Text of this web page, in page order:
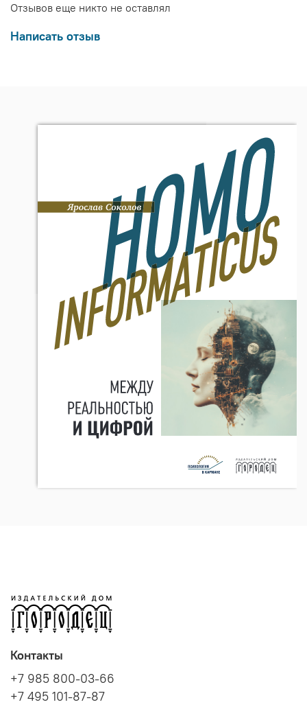
Отзывов еще никто не оставлял
Написать отзыв
Контакты
+7 985 800-03-66
+7 495 101-87-87